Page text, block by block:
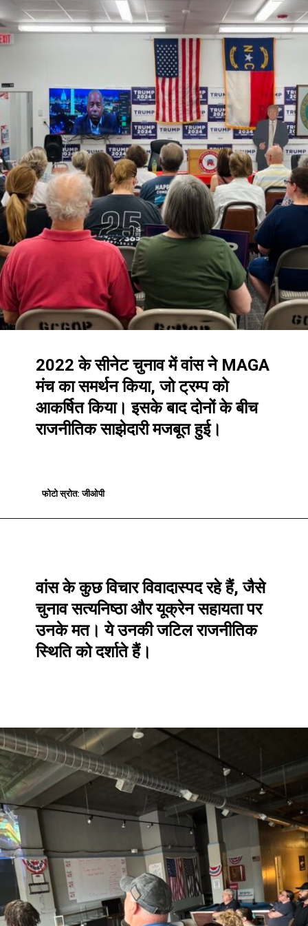
2022 के सीनेट चुनाव में वांस ने MAGA
मंच का समर्थन किया, जो ट्रम्प को
आकर्षित किया। इसके बाद दोनों के बीच
राजनीतिक साझेदारी मजबूत हुई।
फोटो स्रोत: जीओपी
फोटो स्रोत: जीओपी
वांस के कुछ विचार विवादास्पद रहे हैं, जैसे
चुनाव सत्यनिष्ठा और यूक्रेन सहायता पर
उनके मत। ये उनकी जटिल राजनीतिक
स्थिति को दर्शाते हैं।